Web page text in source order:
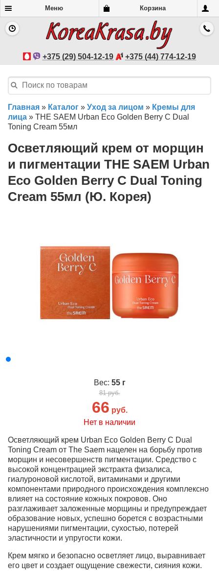
Меню Корзина
+375 (29) 504-12-19 +375 (44) 774-12-19
Главная » Каталог » Уход за лицом » Кремы для
лица » THE SAEM Urban Eco Golden Berry C Dual
Toning Cream 55мл
Осветляющий крем от морщин
и пигментации THE SAEM Urban
Eco Golden Berry C Dual Toning
Cream 55мл (Ю. Корея)
Вес: 55 г
81 руб.
66 руб.
Нет в наличии
Осветляющий крем Urban Eco Golden Berry C Dual
Toning Cream от The Saem нацелен на борьбу против
морщин и несовершенств пигментации. Средство с
высокой концентрацией экстракта физалиса,
гиалуроновой кислотой, витаминами и другими
компонентами природного происхождения комплексно
влияет на состояние кожных покровов. Оно
разглаживает заложенные морщины и предупреждает
образование новых, успешно борется с возрастными
нарушениями пигментации, сухостью, потерей
эластичности и упругости кожи.
Крем мягко и безопасно осветляет лицо, выравнивает
его цвет и создает ощущение свежести, сияния кожи.